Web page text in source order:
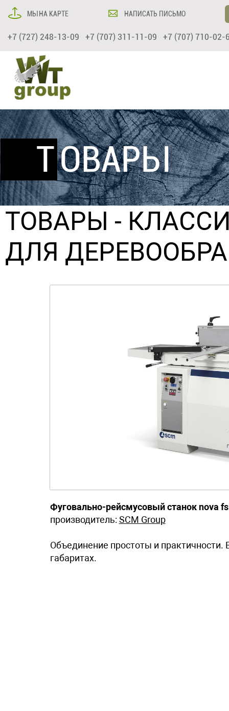
МЫ НА КАРТЕ НАПИСАТЬ ПИСЬМО
+7 (727) 248-13-09 +7 (707) 311-11-09 +7 (707) 710-02-
ТОВАРЫ
ТОВАРЫ -
ДЛЯ
Фуговально-рейсмусовый станок nova
производитель: SCM Group
Объединение простоты и
габаритах.